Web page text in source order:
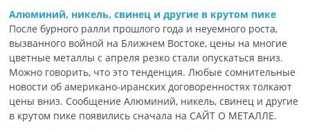
Алюминий, никель, свинец и другие в крутом пике
После бурного ралли прошлого года и неуемного роста,
вызванного войной на Ближнем Востоке, цены на многие
цветные металлы с апреля резко стали опускаться вниз.
Можно говорить, что это тенденция. Любые сомнительные
новости об американо-иранских договоренностях толкают
цены вниз. Сообщение Алюминий, никель, свинец и другие
в крутом пике появились сначала на САЙТ О МЕТАЛЛЕ.